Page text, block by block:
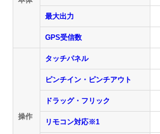
最大出力
GPS受信数
操作
タッチパネル
ピンチイン・ピンチアウト
ドラッグ・フリック
リモコン対応※1